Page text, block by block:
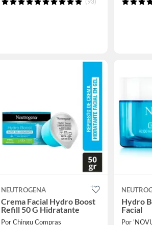
NEUTROGENA
Crema Facial Hydro Boost
Refill 50 G Hidratante
Por Chingu Compras
Hydro
Facial
Por